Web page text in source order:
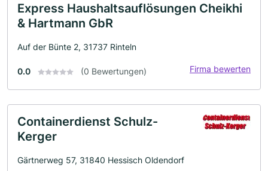
Express Haushaltsauflösungen Cheikhi
& Hartmann GbR
Auf der Bünte 2, 31737 Rinteln
0.0 (0 Bewertungen) Firma bewerten
Containerdienst Schulz-
Kerger
Gärtnerweg 57, 31840 Hessisch Oldendorf